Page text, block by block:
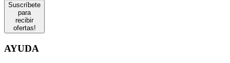
Suscríbete
para
recibir
ofertas!
AYUDA